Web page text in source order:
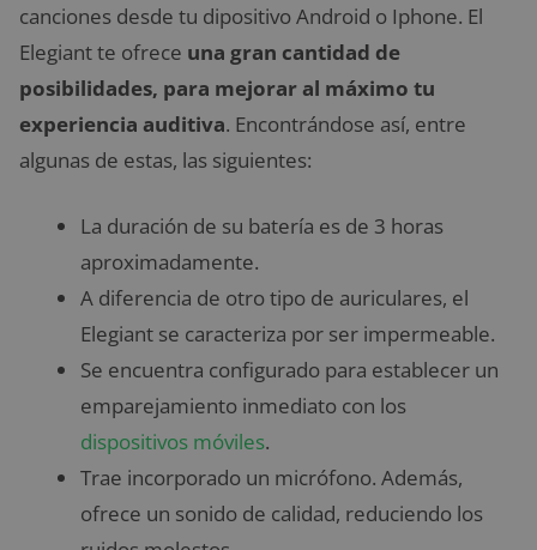
canciones desde tu dipositivo Android o Iphone. El
Elegiant te ofrece una gran cantidad de
posibilidades, para mejorar al máximo tu
experiencia auditiva. Encontrándose así, entre
algunas de estas, las siguientes:
La duración de su batería es de 3 horas
aproximadamente.
A diferencia de otro tipo de auriculares, el
Elegiant se caracteriza por ser impermeable.
Se encuentra configurado para establecer un
emparejamiento inmediato con los
dispositivos móviles.
Trae incorporado un micrófono. Además,
ofrece un sonido de calidad, reduciendo los